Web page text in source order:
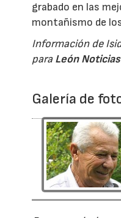
grabado en las
montañismo de
Información de
para León Noticias
Galería de